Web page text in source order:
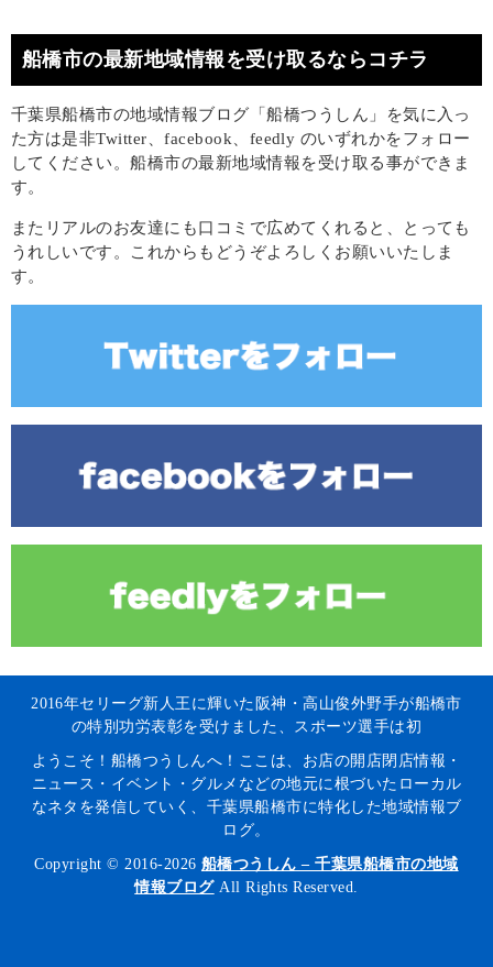
船橋市の最新地域情報を受け取るならコチラ
千葉県船橋市の地域情報ブログ「船橋つうしん」を気に入っ
た方は是非Twitter、facebook、feedly のいずれかをフォロー
してください。船橋市の最新地域情報を受け取る事ができま
す。
またリアルのお友達にも口コミで広めてくれると、とっても
うれしいです。これからもどうぞよろしくお願いいたしま
す。
2016年セリーグ新人王に輝いた阪神・高山俊外野手が船橋市
の特別功労表彰を受けました、スポーツ選手は初
ようこそ！船橋つうしんへ！ここは、お店の開店閉店情報・
ニュース・イベント・グルメなどの地元に根づいたローカル
なネタを発信していく、千葉県船橋市に特化した地域情報ブ
ログ。
Copyright © 2016-2026 船橋つうしん – 千葉県船橋市の地域
情報ブログAll Rights Reserved.